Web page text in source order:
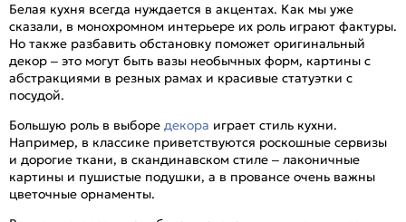
Белая кухня всегда нуждается в акцентах. Как мы уже
сказали, в монохромном интерьере их роль играют фактуры.
Но также разбавить обстановку поможет оригинальный
декор – это могут быть вазы необычных форм, картины с
абстракциями в резных рамах и красивые статуэтки с
посудой.
Большую роль в выборе декора играет стиль кухни.
Например, в классике приветствуются роскошные сервизы
и дорогие ткани, в скандинавском стиле – лаконичные
картины и пушистые подушки, а в провансе очень важны
цветочные орнаменты.